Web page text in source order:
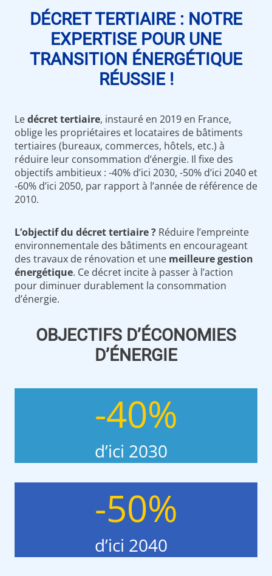
DÉCRET TERTIAIRE : NOTRE
EXPERTISE POUR UNE
TRANSITION ÉNERGÉTIQUE
RÉUSSIE !
Ledécret tertiaire, instauré en 2019 en France,
oblige les propriétaires et locataires de bâtiments
tertiaires (bureaux, commerces, hôtels, etc.) à
réduire leur consommation d’énergie. Il fixe des
objectifs ambitieux : -40% d’ici 2030, -50% d’ici 2040 et
-60% d’ici 2050, par rapport à l’année de référence de
2010.
L’objectif du décret tertiaire ? Réduire l’empreinte
environnementale des bâtiments en encourageant
des travaux de rénovation et une meilleure gestion
énergétique. Ce décret incite à passer à l’action
pour diminuer durablement la consommation
d’énergie.
OBJECTIFS D’ÉCONOMIES
D’ÉNERGIE
0
-40%
d’ici 2030
0
-50%
d’ici 2040